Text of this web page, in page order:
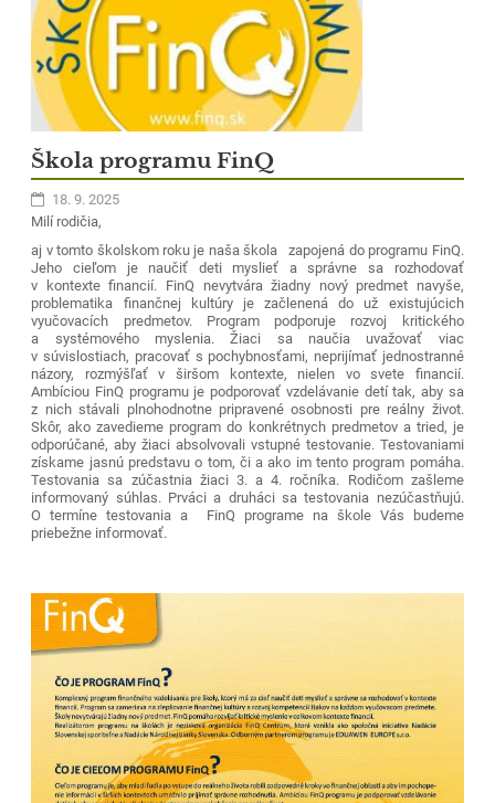
Škola programu FinQ
18. 9. 2025
Milí rodičia,
aj v tomto školskom roku je naša škola zapojená do programu FinQ.
Jeho cieľom je naučiť deti myslieť a správne sa rozhodovať
v kontexte financií. FinQ nevytvára žiadny nový predmet navyše,
problematika finančnej kultúry je začlenená do už existujúcich
vyučovacích predmetov. Program podporuje rozvoj kritického
a systémového myslenia. Žiaci sa naučia uvažovať viac
v súvislostiach, pracovať s pochybnosťami, neprijímať jednostranné
názory, rozmýšľať v širšom kontexte, nielen vo svete financií.
Ambíciou FinQ programu je podporovať vzdelávanie detí tak, aby sa
z nich stávali plnohodnotne pripravené osobnosti pre reálny život.
Skôr, ako zavedieme program do konkrétnych predmetov a tried, je
odporúčané, aby žiaci absolvovali vstupné testovanie. Testovaniami
získame jasnú predstavu o tom, či a ako im tento program pomáha.
Testovania sa zúčastnia žiaci 3. a 4. ročníka. Rodičom zašleme
informovaný súhlas. Prváci a druháci sa testovania nezúčastňujú.
O termíne testovania a FinQ programe na škole Vás budeme
priebežne informovať.